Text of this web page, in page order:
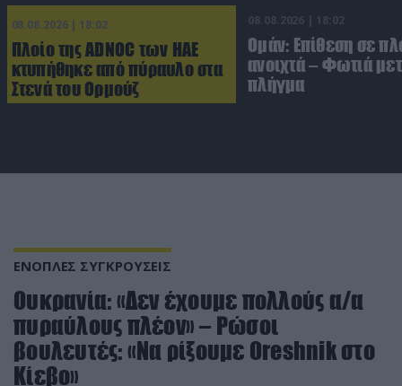
08.08.2026 | 18:02
Πλοίο της ADNOC των ΗΑΕ
κτυπήθηκε από πύραυλο στα
Στενά του Ορμούζ
08.08.2026 | 18:02
Ομάν: Επίθεση σε
ανοιχτά – Φωτιά
πλήγμα
ΕΝΟΠΛΕΣ ΣΥΓΚΡΟΥΣΕΙΣ
Ουκρανία: «Δεν έχουμε πολλούς α/α
πυραύλους πλέον» – Ρώσοι
βουλευτές: «Να ρίξουμε Oreshnik στο
Κίεβο»